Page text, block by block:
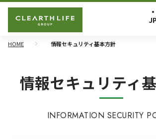
JP
HOME 情報セキュリティ基本方針
情報セキュリティ
INFORMATION SECURITY